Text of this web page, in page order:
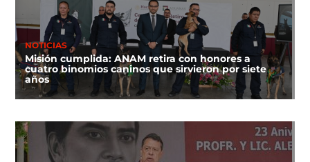
NOTICIAS
Misión cumplida: ANAM retira con honores a
cuatro binomios caninos que sirvieron por siete
años